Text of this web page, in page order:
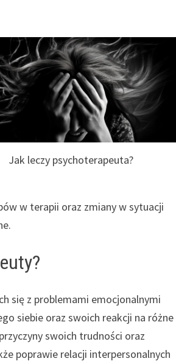
Jak leczy psychoterapeuta?
w terapii oraz zmiany w sytuacji
się z problemami emocjonalnymi
siebie oraz swoich reakcji na różne
swoich trudności oraz
poprawie relacji interpersonalnych